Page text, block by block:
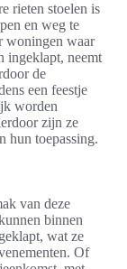
rieten stoelen is
en weg te
woningen waar
ingeklapt, neemt
de
een feestje
worden
zijn ze
hun toepassing.
van deze
binnen
wat ze
Of